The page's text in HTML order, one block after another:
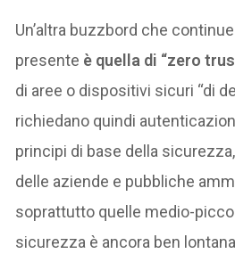
Un’altra buzzbord che
presente è quella di “zero
di aree o dispositivi sicuri “di
richiedano quindi
principi di base della
delle aziende e pubbliche
soprattutto quelle medio-
sicurezza è ancora ben